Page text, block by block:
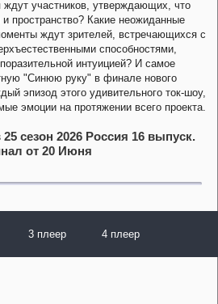
участников, утверждающих, что
пространство? Какие неожиданные
ждут зрителей, встречающихся с
способностями,
интуицией? И самое
"Синюю руку" в финале нового
эпизод этого удивительного ток-шоу,
эмоции на протяжении всего проекта.
сезон 2026 Россия 16 выпуск.
от 20 Июня
3 плеер 4 плеер